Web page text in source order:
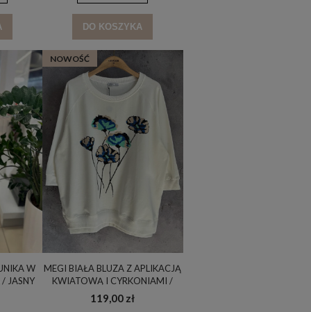
DO KOSZYKA
W
/ JASNY
UNI /
MEGI BIAŁA BLUZA Z APLIKACJĄ
KWIATOWĄ I CYRKONIAMI /
MIĘTA & CHABER & JASNY BEŻ /
B3039
119,00 zł
NOWOŚĆ